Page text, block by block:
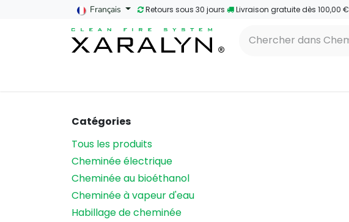
SE RENDRE AU CONTENUFrançais Retours sous 30 jours ​Livraison gratuite dès 100,00 €
Catégories
Tous les produits
Cheminée électrique
Cheminée au bioéthanol
Cheminée à vapeur d'eau
Habillage de cheminée